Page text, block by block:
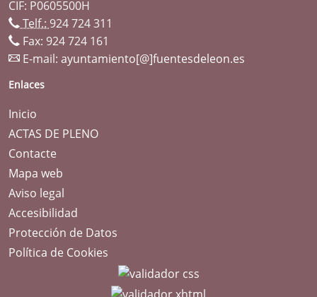
CIF: P0605500H
Telf.: 924 724 311
Fax: 924 724 161
E-mail: ayuntamiento[@]fuentesdeleon.es
Enlaces
Inicio
ACTAS DE PLENO
Contacte
Mapa web
Aviso legal
Accesibilidad
Protección de Datos
Política de Cookies